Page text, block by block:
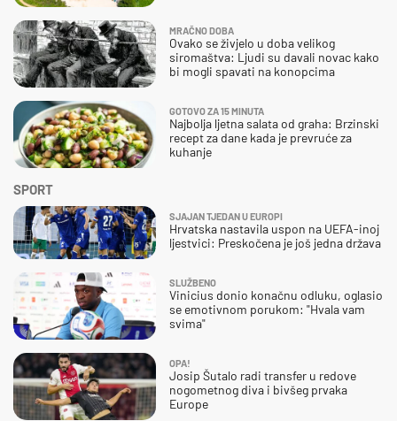
SPORT
SJAJAN TJEDAN U EUROPI
Hrvatska nastavila uspon na UEFA-inoj
ljestvici: Preskočena je još jedna država
SLUŽBENO
Vinicius donio konačnu odluku, oglasio
se emotivnom porukom: "Hvala vam
svima"
OPA!
Josip Šutalo radi transfer u redove
nogometnog diva i bivšeg prvaka
Europe
MRAČNO DOBA
Ovako se živjelo u doba velikog
siromaštva: Ljudi su davali novac kako
bi mogli spavati na konopcima
GOTOVO ZA 15 MINUTA
Najbolja ljetna salata od graha: Brzinski
recept za dane kada je prevruće za
kuhanje